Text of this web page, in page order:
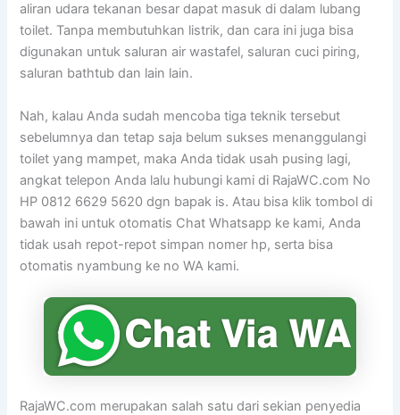
aliran udara tekanan besar dapat masuk di dalam lubang
toilet. Tanpa membutuhkan listrik, dan cara ini juga bisa
digunakan untuk saluran air wastafel, saluran cuci piring,
saluran bathtub dan lain lain.
Nah, kalau Anda sudah mencoba tiga teknik tersebut
sebelumnya dan tetap saja belum sukses menanggulangi
toilet yang mampet, maka Anda tidak usah pusing lagi,
angkat telepon Anda lalu hubungi kami di RajaWC.com No
HP 0812 6629 5620 dgn bapak is. Atau bisa klik tombol di
bawah ini untuk otomatis Chat Whatsapp ke kami, Anda
tidak usah repot-repot simpan nomer hp, serta bisa
otomatis nyambung ke no WA kami.
RajaWC.com merupakan salah satu dari sekian penyedia